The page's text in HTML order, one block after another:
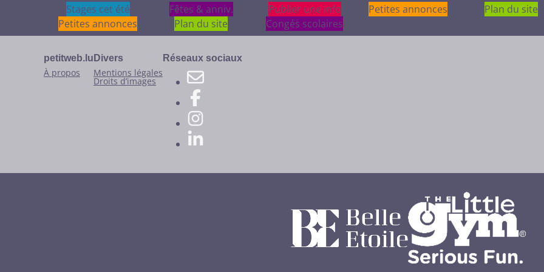
Stages cet été
Stages cet été Fêtes & anniv.
Fêtes & anniv. Publier une info
Publier une info
Petites annonces
Petites annonces
Plan du site
Plan du site
Congés scolaires
petitweb.lu
À propos
Divers
Mentions légales
Droits d’images
Réseaux sociaux